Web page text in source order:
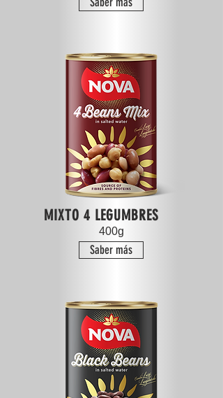
MIXTO 4 LEGUMBRES
400g
Saber más